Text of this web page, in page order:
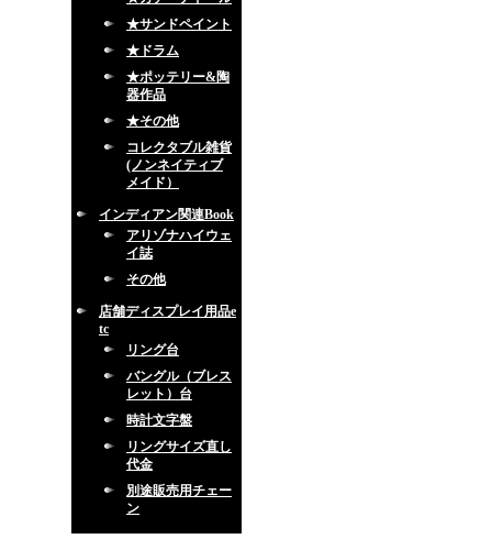
★サンドペイント
★ドラム
★ポッテリー&陶
器作品
★その他
コレクタブル雑貨
(ノンネイティブ
メイド）
インディアン関連Book
アリゾナハイウェ
イ誌
その他
店舗ディスプレイ用品e
tc
リング台
バングル（ブレス
レット）台
時計文字盤
リングサイズ直し
代金
別途販売用チェー
ン